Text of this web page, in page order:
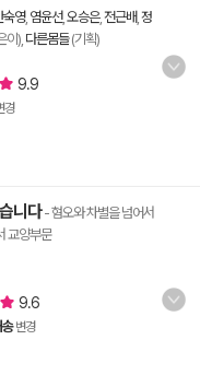
숙영, 염윤선, 오승은, 전근배 정
이), 다른몸들(기획)
9.9
경
니다- 혐오와 차별을 넘어서
교양부문
9.6
변경